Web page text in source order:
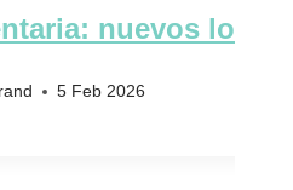
nuevos
5 Feb 2026